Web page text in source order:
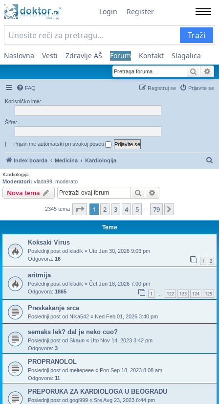
Login Register
Traži
Naslovna Vesti Zdravlje AŠ Forum Kontakt Slagalica
FAQ Prijavite se
Registruj se
Korisničko ime:
Šifra:
| Prijavi me automatski pri svakoj poseti
Index boarda Medicina Kardiologija
Kardiologija
Moderatori: vlada99 moderato
Nova tema Pretraga
2345 tema Stranica 1od79
1 2 3 4 5 79
Teme
Koksaki Virus
Poslednji post od kladik « Uto Jun 30, 2026 9:03 pm
Odgovora: 16 1 2
aritmija
Poslednji post od kladik « Čet Jun 18, 2026 7:00 pm
Odgovora: 1865 1 122 123 124 125
Preskakanje srca
Poslednji post od Nika542 « Ned Feb 01, 2026 3:40 pm
semaks lek? dal je neko cuo?
Poslednji post od Skaun « Uto Nov 14, 2023 3:42 pm
Odgovora: 3
PROPRANOLOL
Poslednji post od meltepeee « Pon Sep 18, 2023 8:08 am
Odgovora: 11
PREPORUKA ZA KARDIOLOGA U BEOGRADU
Poslednji post od gogi999 « Sre Avg 23, 2023 6:44 pm